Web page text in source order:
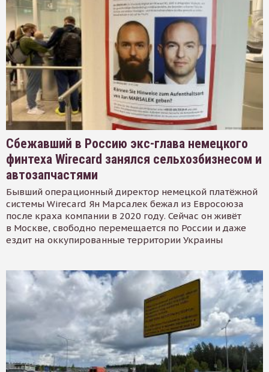
Сбежавший в Россию экс-глава немецкого
финтеха Wirecard занялся сельхозбизнесом и
автозапчастями
Бывший операционный директор немецкой платёжной
системы Wirecard Ян Марсалек бежал из Евросоюза
после краха компании в 2020 году. Сейчас он живёт
в Москве, свободно перемещается по России и даже
ездит на оккупированные территории Украины